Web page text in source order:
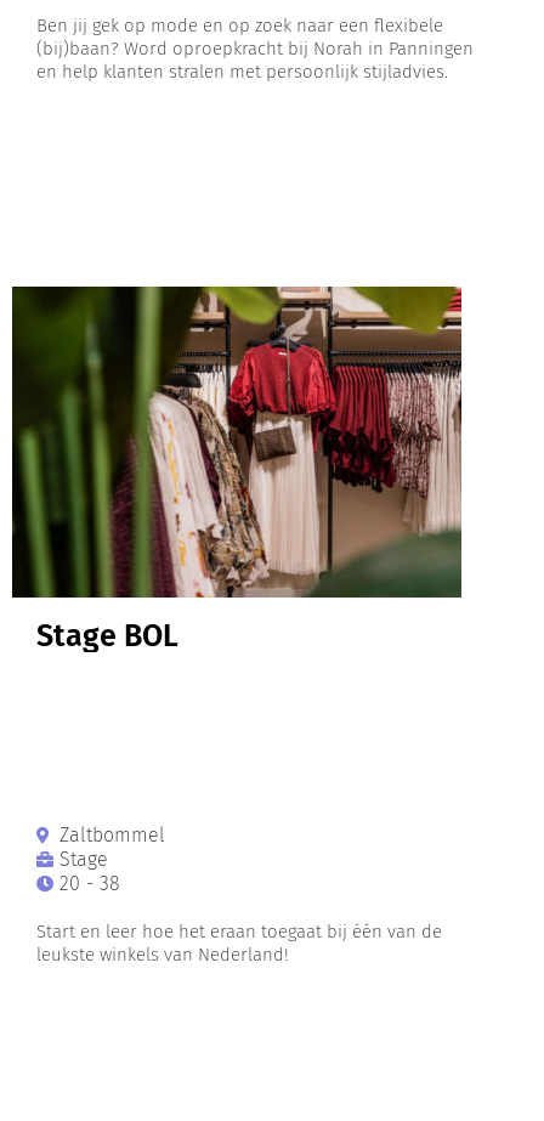
Ben jij gek op mode en op zoek naar een flexibele
(bij)baan? Word oproepkracht bij Norah in Panningen
en help klanten stralen met persoonlijk stijladvies.
Stage BOL
Zaltbommel
Stage
20 - 38
Start en leer hoe het eraan toegaat bij één van de
leukste winkels van Nederland!